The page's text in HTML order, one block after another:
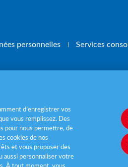
personnelles Services
et légumes par
d’enregistrer vos
vous remplissez. Des
pour nous permettre, de
cookies de nos
et vous proposer des
aussi personnaliser votre